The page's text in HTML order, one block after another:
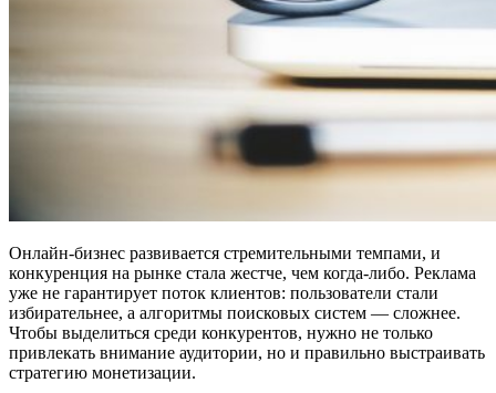
Онлайн-бизнес развивается стремительными темпами, и
конкуренция на рынке стала жестче, чем когда-либо. Реклама
уже не гарантирует поток клиентов: пользователи стали
избирательнее, а алгоритмы поисковых систем — сложнее.
Чтобы выделиться среди конкурентов, нужно не только
привлекать внимание аудитории, но и правильно выстраивать
стратегию монетизации.